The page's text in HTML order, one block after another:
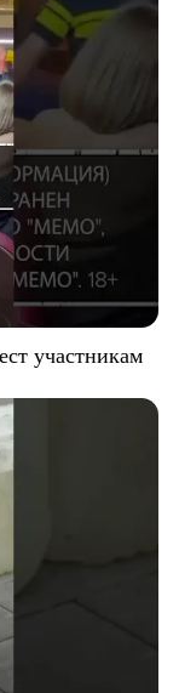
участникам